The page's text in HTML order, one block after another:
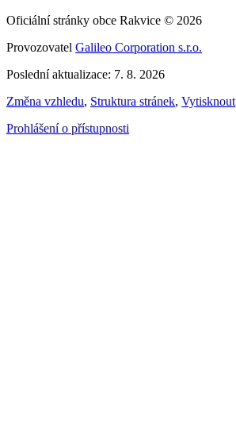
Oficiální stránky obce Rakvice © 2026
Provozovatel Galileo Corporation s.r.o.
Poslední aktualizace: 7. 8. 2026
Změna vzhledu, Struktura stránek, Vytisknout
Prohlášení o přístupnosti